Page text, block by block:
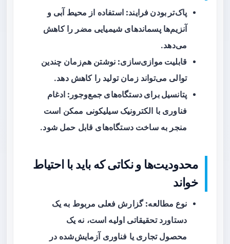
پاک‌تر بودن فرایند: استفاده از محیط آبی و
آنزیم‌ها پسماندهای شیمیایی مضر را کاهش
می‌دهد.
قابلیت موازی‌سازی: نوشتن هم‌زمان چندین
توالی می‌تواند زمان تولید را کاهش دهد.
پتانسیل برای دستگاه‌های جمع‌وجور: ادغام
فناوری با الکترونیک سیلیکونی ممکن است
منجر به ساخت دستگاه‌های قابل حمل شود.
محدودیت‌ها و نکاتی که باید با احتیاط
خواند
نوع مطالعه: گزارش فعلی مربوط به یک
دستاورد تحقیقاتی اولیه است، نه یک
محصول تجاری یا فناوری آزمایش‌شده در